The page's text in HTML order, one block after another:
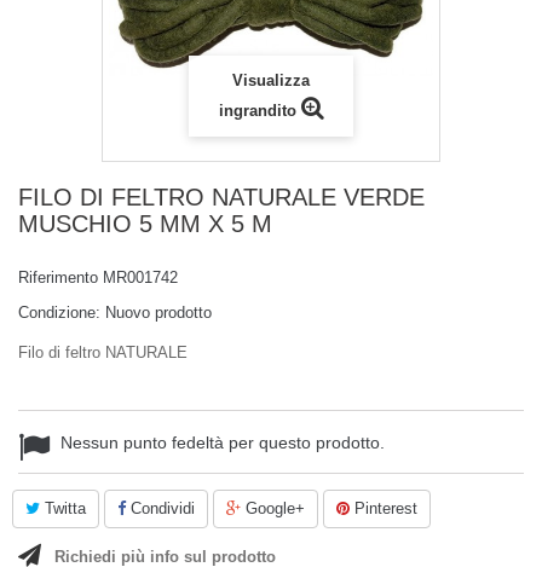
Visualizza
ingrandito
FILO DI FELTRO NATURALE VERDE
MUSCHIO 5 MM X 5 M
Riferimento MR001742
Condizione: Nuovo prodotto
Filo di feltro NATURALE
Nessun punto fedeltà per questo prodotto.
Twitta Condividi Google+ Pinterest
Richiedi più info sul prodotto